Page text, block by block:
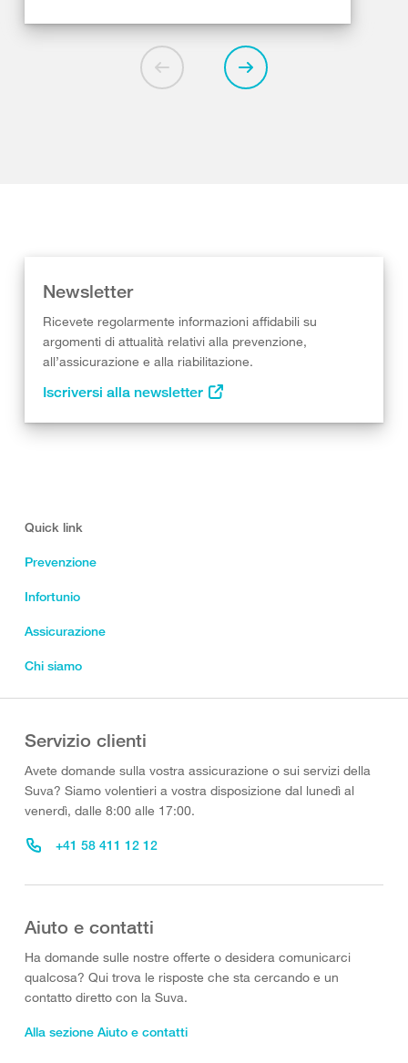
Newsletter
Ricevete regolarmente informazioni affidabili su
argomenti di attualità relativi alla prevenzione,
all’assicurazione e alla riabilitazione.
Iscriversi alla newsletter
Quick link
Prevenzione
Infortunio
Assicurazione
Chi siamo
Servizio clienti
Avete domande sulla vostra assicurazione o sui servizi della
Suva? Siamo volentieri a vostra disposizione dal lunedì al
venerdì, dalle 8:00 alle 17:00.
+41 58 411 12 12
Aiuto e contatti
Ha domande sulle nostre offerte o desidera comunicarci
qualcosa? Qui trova le risposte che sta cercando e un
contatto diretto con la Suva.
Alla sezione Aiuto e contatti